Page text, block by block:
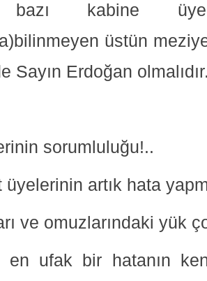
bazı kabine
üstün
Sayın Erdoğan
sorumluluğu!..
artık hata
ve omuzlarındaki yük
en ufak bir hatanın